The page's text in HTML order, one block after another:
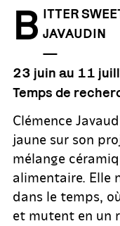
B ITTER
JAVAUDIN
—
23 juin au 11
Temps de
Clémence
jaune sur son
mélange
alimentaire. Elle
dans le temps,
et mutent en un